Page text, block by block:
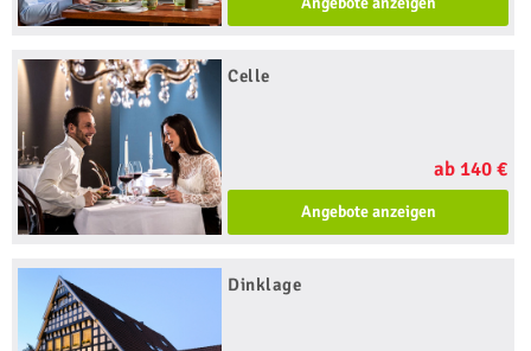
Celle
ab 140 €
Angebote anzeigen
Dinklage